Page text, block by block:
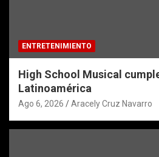
ENTRETENIMIENTO
High School Musical
Latinoamérica
Ago 6, 2026 Aracely Cruz Navarro